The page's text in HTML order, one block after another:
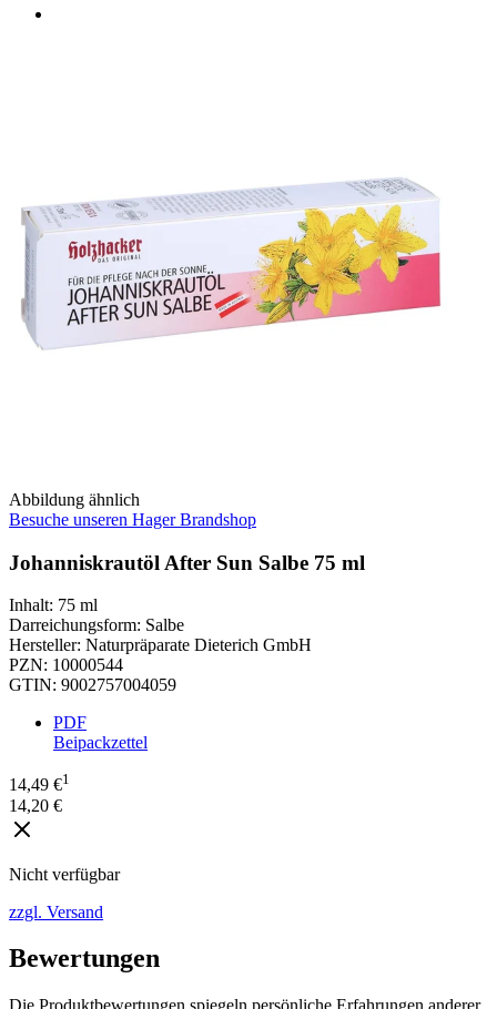
Abbildung ähnlich
Besuche unseren Hager Brandshop
Johanniskrautöl After Sun Salbe 75 ml
Inhalt: 75 ml
Darreichungsform: Salbe
Hersteller: Naturpräparate Dieterich GmbH
PZN: 10000544
GTIN: 9002757004059
PDF
Beipackzettel
14,49 €1
14,20 €
Nicht verfügbar
zzgl. Versand
Bewertungen